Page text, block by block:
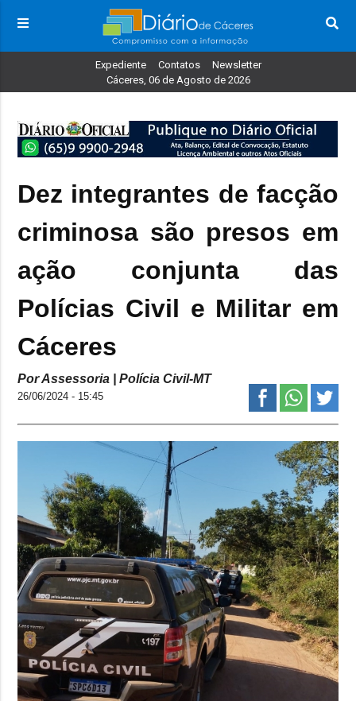
Expediente Contatos
Newsletter
Cáceres, 06 de Agosto de 2026
Dez integrantes de facção
criminosa são presos em
ação conjunta das
Polícias Civil e Militar em
Cáceres
Por Assessoria | Polícia Civil-MT
26/06/2024 - 15:45